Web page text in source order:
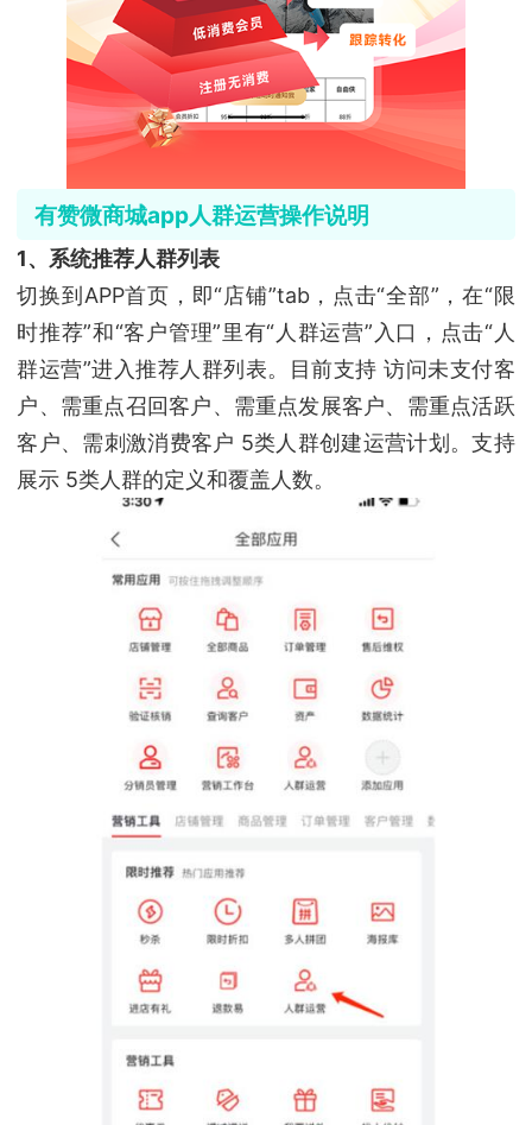
有赞微商城app人群运营操作说明
1、系统推荐人群列表
切换到APP首页，即“店铺”tab，点击“全部”，在“限
时推荐”和“客户管理”里有“人群运营”入口，点击“人
群运营”进入推荐人群列表。目前支持 访问未支付客
户、需重点召回客户、需重点发展客户、需重点活跃
客户、需刺激消费客户 5类人群创建运营计划。支持
展示 5类人群的定义和覆盖人数。